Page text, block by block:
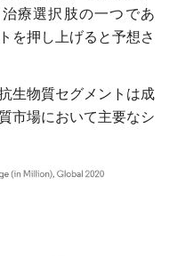
療選択肢の一つであ
を押し上げると予想さ
生物質セグメントは成
市場において主要なシ